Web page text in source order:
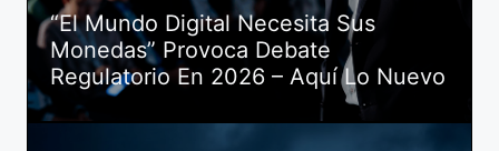
“El Mundo Digital Necesita Sus
Monedas” Provoca Debate
Regulatorio En 2026 – Aquí Lo Nuevo